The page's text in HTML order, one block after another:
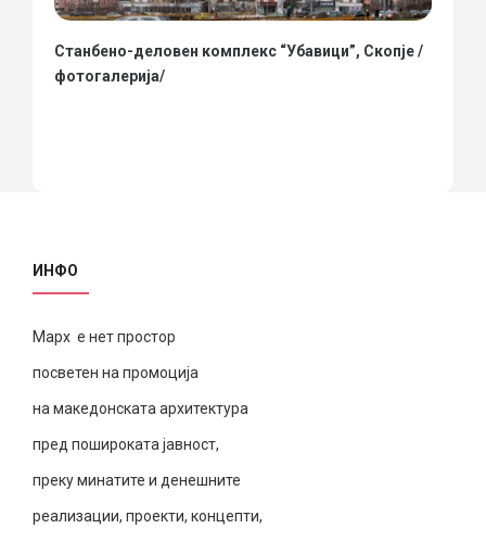
Станбено-деловен комплекс “Убавици”, Скопје /
фотогалерија/
ИНФО
Марх е нет простор
посветен на промоција
на македонската архитектура
пред пошироката јавност,
преку минатите и денешните
реализации, проекти, концепти,